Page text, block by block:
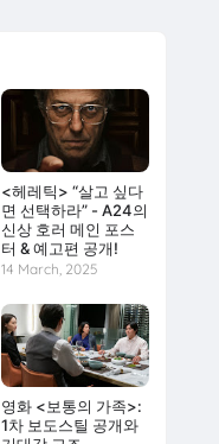
<헤레틱> “살고 싶다
면 선택하라” - A24의
신상 호러 메인 포스
터 & 예고편 공개!
14 March, 2025
영화 <보통의 가족>:
1차 보도스틸 공개와